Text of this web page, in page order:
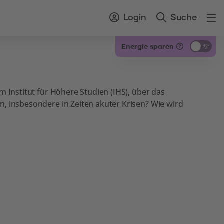
Login Suche
Energie sparen
Institut für Höhere Studien (IHS), über das
insbesondere in Zeiten akuter Krisen? Wie wird